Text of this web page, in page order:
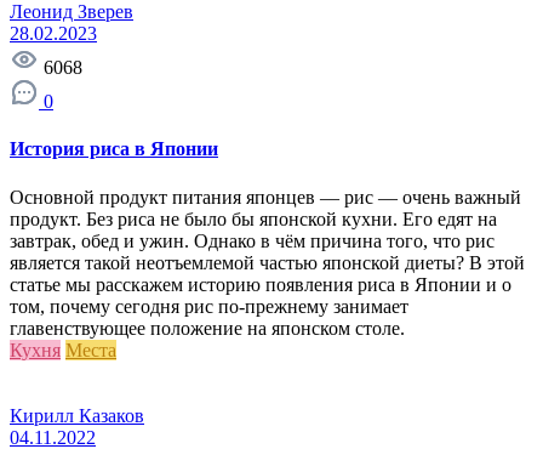
Леонид Зверев
28.02.2023
6068
0
История риса в Японии
Основной продукт питания японцев — рис — очень важный
продукт. Без риса не было бы японской кухни. Его едят на
завтрак, обед и ужин. Однако в чём причина того, что рис
является такой неотъемлемой частью японской диеты? В этой
статье мы расскажем историю появления риса в Японии и о
том, почему сегодня рис по-прежнему занимает
главенствующее положение на японском столе.
Кухня Места
Кирилл Казаков
04.11.2022